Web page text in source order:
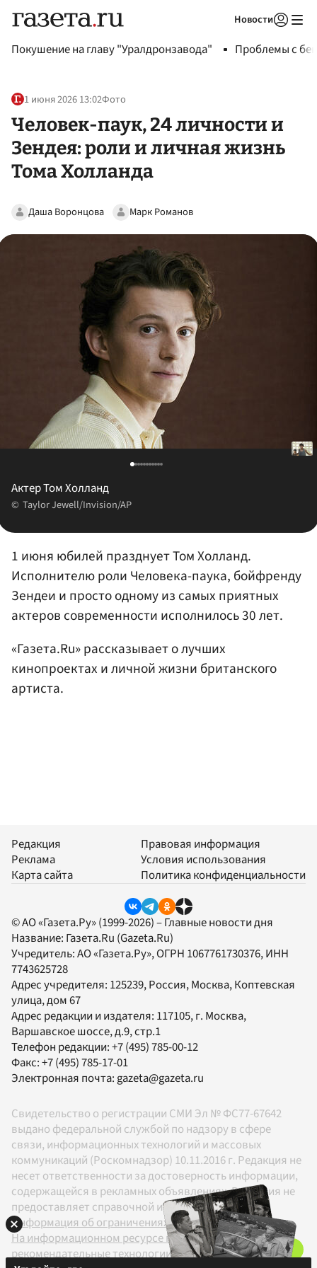
Новости
Покушение на главу "Уралдронзавода" Проблемы с
1 июня 2026 13:02Фото
Человек-паук, 24 личности и
Зендея: роли и личная жизнь
Тома Холланда
Даша Воронцова Марк Романов
Актер Том Холланд
Taylor Jewell/Invision/AP
1 июня юбилей празднует Том Холланд.
Исполнителю роли Человека-паука, бойфренду
Зендеи и просто одному из самых приятных
актеров современности исполнилось 30 лет.
«Газета.Ru» рассказывает о лучших
кинопроектах и личной жизни британского
артиста.
Редакция
Реклама
Карта сайта
Правовая информация
Условия использования
Политика конфиденциальности
© АО «Газета.Ру» (1999-2026) – Главные новости дня
Название: Газета.Ru (Gazeta.Ru)
Учредитель:АО «Газета.Ру», ОГРН 1067761730376, ИНН
7743625728
Адрес учредителя: 125239, Россия, Москва, Коптевская
улица, дом 67
Адрес редакции и издателя: 117105, г. Москва,
Варшавское шоссе, д.9, стр.1
Телефон редакции:+7 (495) 785-00-12
Факс:+7 (495) 785-17-01
Электронная почта: gazeta@gazeta.ru
Свидетельство о регистрации СМИ Эл № ФС77-67642
выдано федеральной службой по надзору в сфере
связи, информационных технологий и массовых
коммуникаций (Роскомнадзор) 10.11.2016 г. Редакция не
несет ответственности за достоверность информации,
содержащейся в рекламных объявлениях. Редакция не
предоставляет справочной информации.
Информация об ограничениях
На информационном ресурсе применяются
рекомендательные технологии в соответствии с